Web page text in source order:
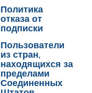
Политика
отказа от
подписки
Пользователи
из стран,
находящихся за
пределами
Соединенных